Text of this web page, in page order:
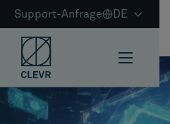
Support-Anfrage DE